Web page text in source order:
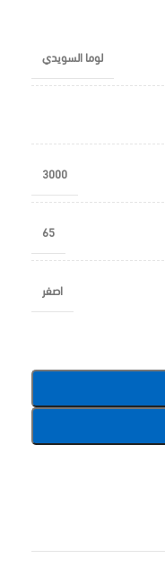
لوما السويدي
3000
65
اصفر